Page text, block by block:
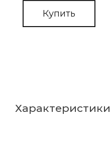
Купить
Характеристики